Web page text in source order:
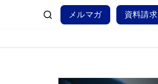
メルマガ 資料請求